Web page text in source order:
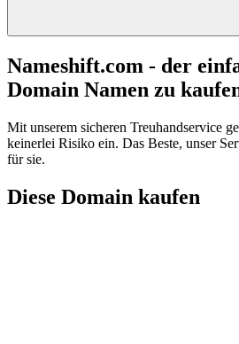
Nameshift.com - der
Domain Namen zu
Mit unserem sicheren Treuhandservice
keinerlei Risiko ein. Das Beste, unser
für sie.
Diese Domain kaufen